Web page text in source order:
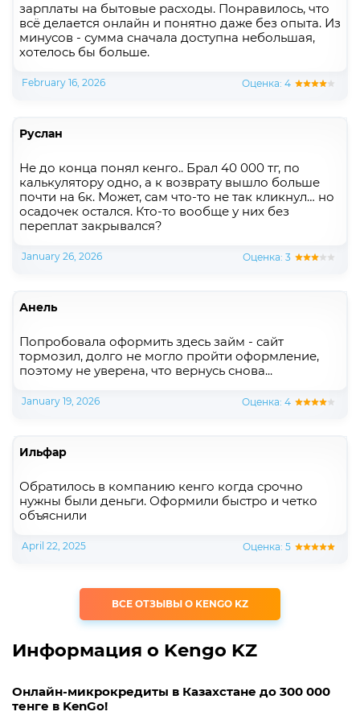
зарплаты на бытовые расходы. Понравилось, что
всё делается онлайн и понятно даже без опыта. Из
минусов - сумма сначала доступна небольшая,
хотелось бы больше.
February 16, 2026 Оценка: 4
Руслан
Не до конца понял кенго.. Брал 40 000 тг, по
калькулятору одно, а к возврату вышло больше
почти на 6к. Может, сам что-то не так кликнул… но
осадочек остался. Кто-то вообще у них без
переплат закрывался?
January 26, 2026 Оценка: 3
Анель
Попробовала оформить здесь займ - сайт
тормозил, долго не могло пройти оформление,
поэтому не уверена, что вернусь снова...
January 19, 2026 Оценка: 4
Ильфар
Обратилось в компанию кенго когда срочно
нужны были деньги. Оформили быстро и четко
объяснили
April 22, 2025 Оценка: 5
ВСЕ ОТЗЫВЫ О KENGO KZ
Информация о Kengo KZ
Онлайн-микрокредиты в Казахстане до 300 000
тенге в KenGo!